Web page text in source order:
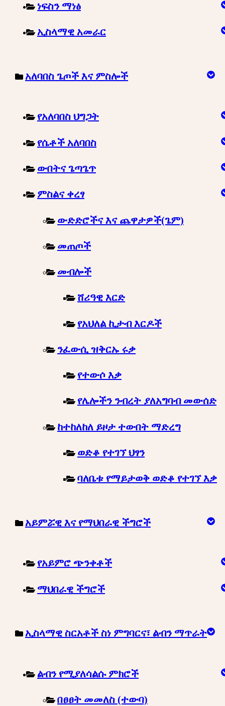
ነፍስን ማነፅ
ኢስላማዊ አመራር
አለባበስ ጌጦች እና ምስሎች
የአለባበስ ህግጋት
የሴቶች አለባበስ
ውበትና ጌጣጌጥ
ምስልና ቀረፃ
ውድድሮችና እና ጨዋታዎች(ጌም)
መጠጦች
መብሎች
ሸሪዓዊ እርድ
የአህለል ኪታብ እርዶች
ንፈውሲ ዝቅርኡ ሩቃ
የተውሶ እቃ
የሌሎችን ንብረት ያለአግባብ መውሰድ
ከተከለከለ ይዞታ ተውበት ማድረግ
ወድቆ የተገኘ ህፃን
ባለቤቱ የማይታወቅ ወድቆ የተገኘ እቃ
አይምሯዊ እና የማህበራዊ ችግሮች
የአይምሮ ጭንቀቶች
ማህበራዊ ችግሮች
ኢስላማዊ ስርአቶች ስነ ምግባርና፣ ልብን ማጥራት
ልብን የሚያለሳልሱ ምክሮች
በፀፀት መመለስ (ተውባ)